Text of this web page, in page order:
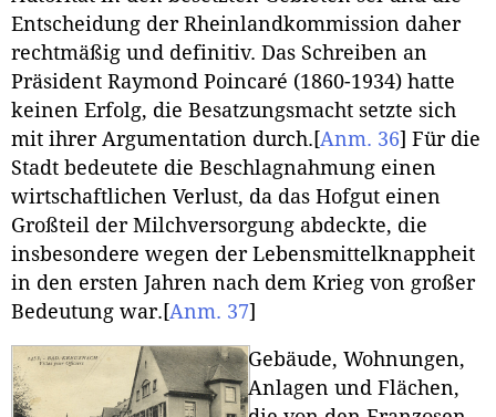
Entscheidung der Rheinlandkommission daher
rechtmäßig und definitiv. Das Schreiben an
Präsident Raymond Poincaré (1860-1934) hatte
keinen Erfolg, die Besatzungsmacht setzte sich
mit ihrer Argumentation durch. [Anm. 36] Für die
Stadt bedeutete die Beschlagnahmung einen
wirtschaftlichen Verlust, da das Hofgut einen
Großteil der Milchversorgung abdeckte, die
insbesondere wegen der Lebensmittelknappheit
in den ersten Jahren nach dem Krieg von großer
Bedeutung war. [Anm. 37]
Gebäude, Wohnungen,
Anlagen und Flächen,